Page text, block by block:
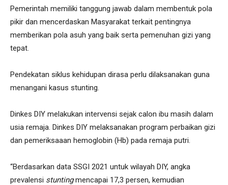
Pemerintah memiliki tanggung jawab dalam membentuk pola
pikir dan mencerdaskan Masyarakat terkait pentingnya
memberikan pola asuh yang baik serta pemenuhan gizi yang
tepat.
Pendekatan siklus kehidupan dirasa perlu dilaksanakan guna
menangani kasus stunting.
Dinkes DIY melakukan intervensi sejak calon ibu masih dalam
usia remaja. Dinkes DIY melaksanakan program perbaikan gizi
dan pemeriksaaan hemoglobin (Hb) pada remaja putri.
“Berdasarkan data SSGI 2021 untuk wilayah DIY, angka
prevalensi stuntingmencapai 17,3 persen, kemudian